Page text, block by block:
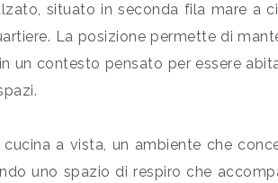
situato in seconda fila mare a
La posizione permette di
un contesto pensato per essere
a vista, un ambiente che
uno spazio di respiro che